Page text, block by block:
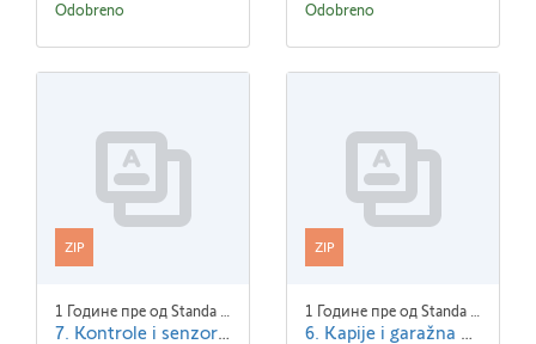
Odobreno Odobreno
ZIP
1 Године пре од Standa Blaha
7. Kontrole i senzori.zip
ZIP
1 Године пре од Standa Blaha
6. Kapije i garažna vrata.zip